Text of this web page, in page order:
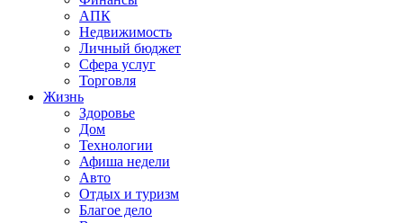
АПК
Недвижимость
Личный бюджет
Сфера услуг
Торговля
Жизнь
Здоровье
Дом
Технологии
Афиша недели
Авто
Отдых и туризм
Благое дело